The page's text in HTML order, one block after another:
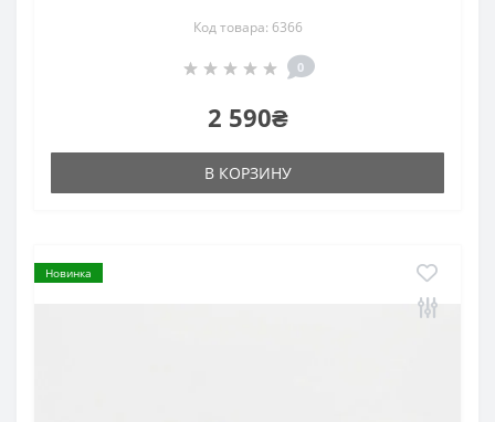
Код товара: 6366
0
2 590₴
В КОРЗИНУ
Новинка